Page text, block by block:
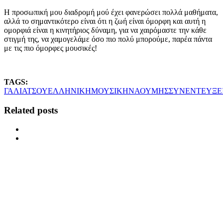
Η προσωπική μου διαδρομή μού έχει φανερώσει πολλά μαθήματα,
αλλά το σημαντικότερο είναι ότι η ζωή είναι όμορφη και αυτή η
ομορφιά είναι η κινητήριος δύναμη, για να χαιρόμαστε την κάθε
στιγμή της, να χαμογελάμε όσο πιο πολύ μπορούμε, παρέα πάντα
με τις πιο όμορφες μουσικές!
TAGS:
ΓΑΛΙΑΤΣΟΥΕΛΛΗΝΙΚΗΜΟΥΣΙΚΗΝΑΟΥΜΗΣ
Related posts